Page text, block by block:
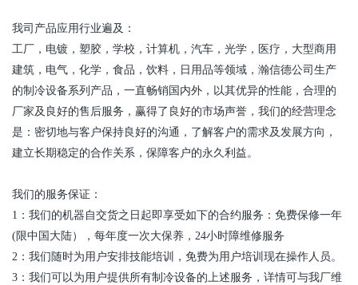
我司产品应用行业遍及：
工厂，电镀，塑胶，学校，计算机，汽车，光学，医疗，大型商用
建筑，电气，化学，食品，饮料，日用品等领域，瀚信德公司生产
的制冷设备系列产品，一直畅销国内外，以其优异的性能，合理的
厂家及良好的售后服务，赢得了良好的市场声誉，我们的经营理念
是：密切地与客户保持良好的沟通，了解客户的需求及发展方向，
建立长期稳定的合作关系，保障客户的永久利益。
我们的服务保证：
1：我们的机器自交货之日起即享受如下的合约服务：免费保修一年
(限中国大陆），每年度一次大保养， 24小时障维修服务
2：我们随时为用户安排技能培训，免费为用户培训现在操作人员。
3：我们可以为用户提供所有制冷设备的上述服务，详情可与我厂维